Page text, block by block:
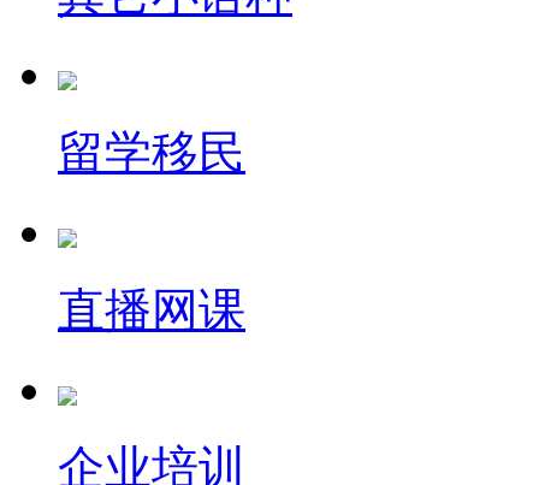
留学移民
直播网课
企业培训